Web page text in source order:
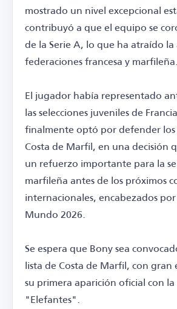
mostrado un nivel excepcional
contribuyó a que el equipo se
de la Serie A, lo que ha atraído
federaciones francesa y marfileña.
El jugador había representado
las selecciones juveniles de
finalmente optó por defender los
Costa de Marfil, en una decisión
un refuerzo importante para la
marfileña antes de los próximos
internacionales, encabezados
Mundo 2026.
Se espera que Bony sea
lista de Costa de Marfil, con
su primera aparición oficial con
"Elefantes".